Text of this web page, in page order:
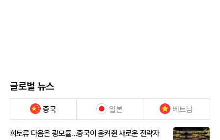
글로벌 뉴스
중국 일본 베트남
희토류 다음은 광모듈…중국이 움켜쥔 새로운 전략자